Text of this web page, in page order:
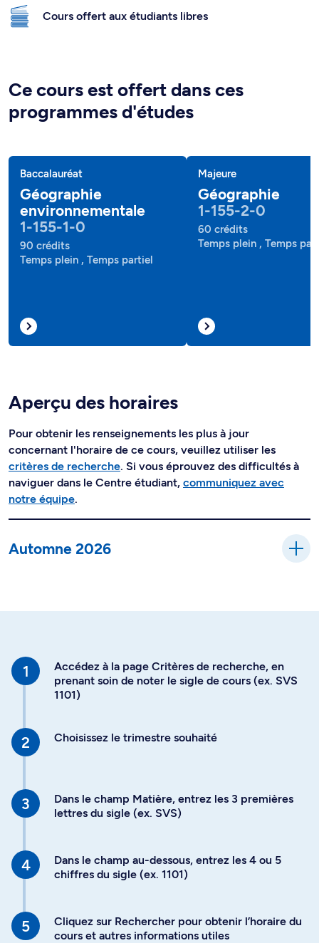
Cours offert aux étudiants libres
Ce cours est offert dans ces
programmes d'études
Baccalauréat
Géographie
environnementale
1-155-1-0
90 crédits
Temps plein , Temps partiel
Majeure
Géographie
1-155-2-0
60 crédits
Temps plein , Temps
Aperçu des horaires
Pour obtenir les renseignements les plus à jour
concernant l'horaire de ce cours, veuillez utiliser les
critères de recherche. Si vous éprouvez des difficultés à
naviguer dans le Centre étudiant, communiquez avec
notre équipe.
Automne 2026
Accédez à la page Critères de recherche, en
prenant soin de noter le sigle de cours (ex. SVS
1101)
Choisissez le trimestre souhaité
Dans le champ Matière, entrez les 3 premières
lettres du sigle (ex. SVS)
Dans le champ au-dessous, entrez les 4 ou 5
chiffres du sigle (ex. 1101)
Cliquez sur Rechercher pour obtenir l’horaire du
cours et autres informations utiles